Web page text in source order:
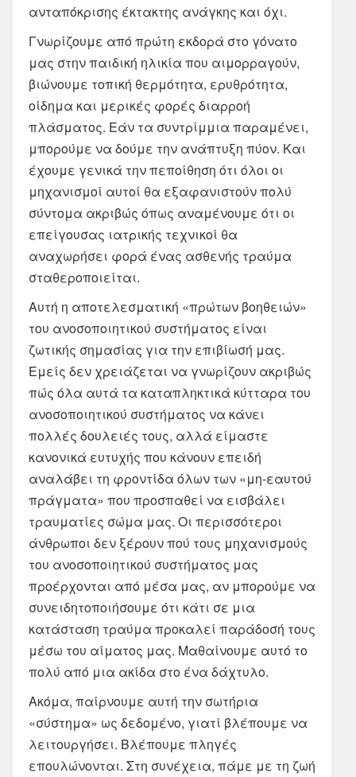
ανταπόκρισης έκτακτης ανάγκης και όχι.
Γνωρίζουμε από πρώτη εκδορά στο γόνατο
μας στην παιδική ηλικία που αιμορραγούν,
βιώνουμε τοπική θερμότητα, ερυθρότητα,
οίδημα και μερικές φορές διαρροή
πλάσματος. Εάν τα συντρίμμια παραμένει,
μπορούμε να δούμε την ανάπτυξη πύον. Και
έχουμε γενικά την πεποίθηση ότι όλοι οι
μηχανισμοί αυτοί θα εξαφανιστούν πολύ
σύντομα ακριβώς όπως αναμένουμε ότι οι
επείγουσας ιατρικής τεχνικοί θα
αναχωρήσει φορά ένας ασθενής τραύμα
σταθεροποιείται.
Αυτή η αποτελεσματική «πρώτων βοηθειών»
του ανοσοποιητικού συστήματος είναι
ζωτικής σημασίας για την επιβίωσή μας.
Εμείς δεν χρειάζεται να γνωρίζουν ακριβώς
πώς όλα αυτά τα καταπληκτικά κύτταρα του
ανοσοποιητικού συστήματος να κάνει
πολλές δουλειές τους, αλλά είμαστε
κανονικά ευτυχής που κάνουν επειδή
αναλάβει τη φροντίδα όλων των «μη-εαυτού
πράγματα» που προσπαθεί να εισβάλει
τραυματίες σώμα μας. Οι περισσότεροι
άνθρωποι δεν ξέρουν πού τους μηχανισμούς
του ανοσοποιητικού συστήματος μας
προέρχονται από μέσα μας, αν μπορούμε να
συνειδητοποιήσουμε ότι κάτι σε μια
κατάσταση τραύμα προκαλεί παράδοσή τους
μέσω του αίματος μας. Μαθαίνουμε αυτό το
πολύ από μια ακίδα στο ένα δάχτυλο.
Ακόμα, παίρνουμε αυτή την σωτήρια
«σύστημα» ως δεδομένο, γιατί βλέπουμε να
λειτουργήσει. Βλέπουμε πληγές
επουλώνονται. Στη συνέχεια, πάμε με τη ζωή